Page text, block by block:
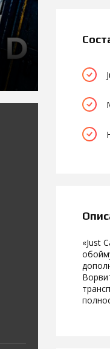
«Just